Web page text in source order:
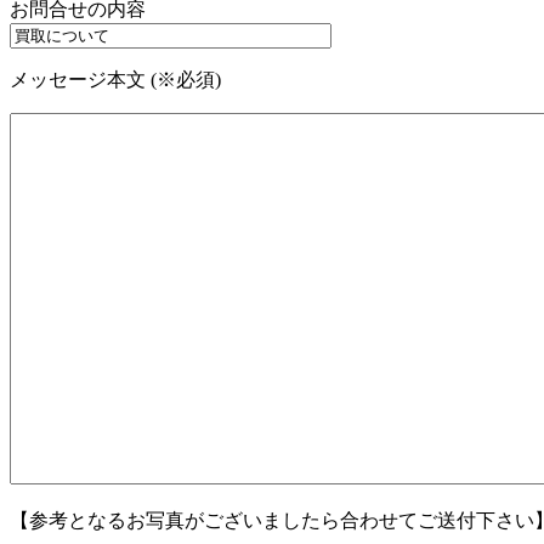
お問合せの内容
メッセージ本文 (※必須)
【参考となるお写真がございましたら合わせてご送付下さい